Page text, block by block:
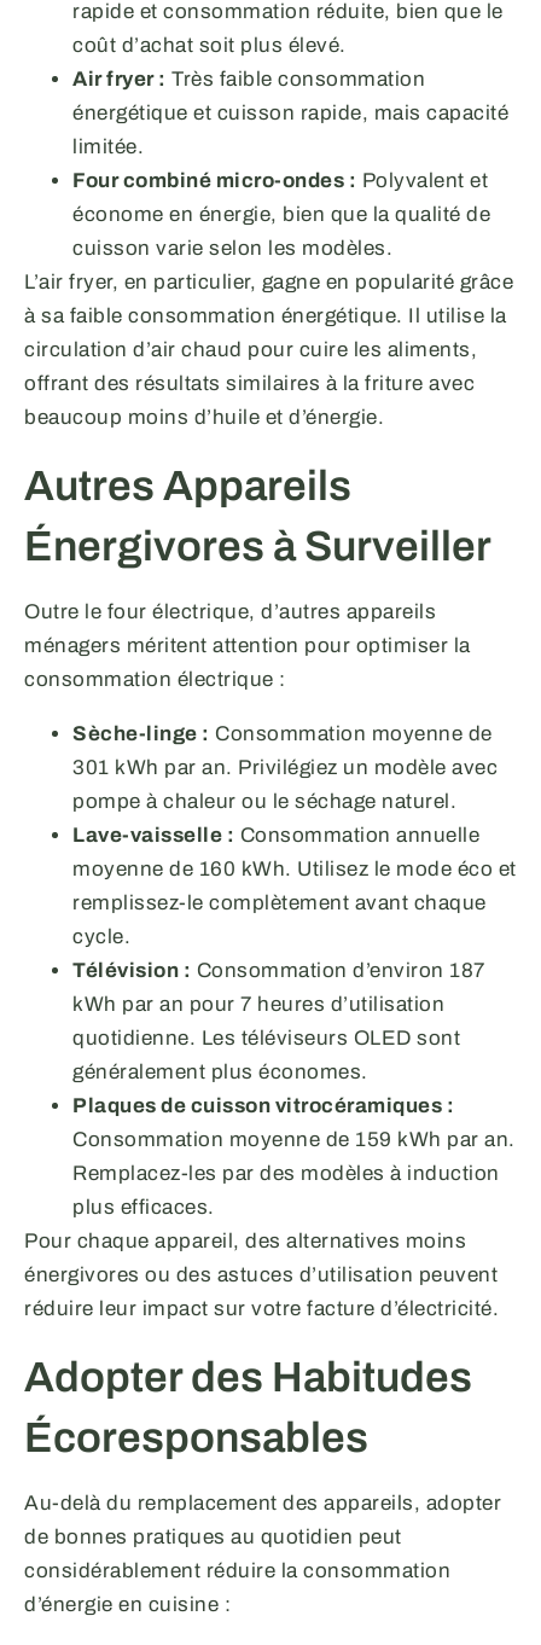
rapide et consommation réduite, bien que le
coût d’achat soit plus élevé.
Air fryer : Très faible consommation
énergétique et cuisson rapide, mais capacité
limitée.
Four combiné micro-ondes : Polyvalent et
économe en énergie, bien que la qualité de
cuisson varie selon les modèles.
L’air fryer, en particulier, gagne en popularité grâce
à sa faible consommation énergétique. Il utilise la
circulation d’air chaud pour cuire les aliments,
offrant des résultats similaires à la friture avec
beaucoup moins d’huile et d’énergie.
Autres Appareils
Énergivores à Surveiller
Outre le four électrique, d’autres appareils
ménagers méritent attention pour optimiser la
consommation électrique :
Sèche-linge : Consommation moyenne de
301 kWh par an. Privilégiez un modèle avec
pompe à chaleur ou le séchage naturel.
Lave-vaisselle : Consommation annuelle
moyenne de 160 kWh. Utilisez le mode éco et
remplissez-le complètement avant chaque
cycle.
Télévision : Consommation d’environ 187
kWh par an pour 7 heures d’utilisation
quotidienne. Les téléviseurs OLED sont
généralement plus économes.
Plaques de cuisson vitrocéramiques :
Consommation moyenne de 159 kWh par an.
Remplacez-les par des modèles à induction
plus efficaces.
Pour chaque appareil, des alternatives moins
énergivores ou des astuces d’utilisation peuvent
réduire leur impact sur votre facture d’électricité.
Adopter des Habitudes
Écoresponsables
Au-delà du remplacement des appareils, adopter
de bonnes pratiques au quotidien peut
considérablement réduire la consommation
d’énergie en cuisine :